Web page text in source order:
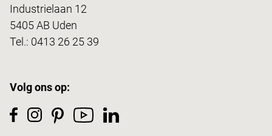
Industrielaan 12
5405 AB Uden
Tel.: 0413 26 25 39
Volg ons op: